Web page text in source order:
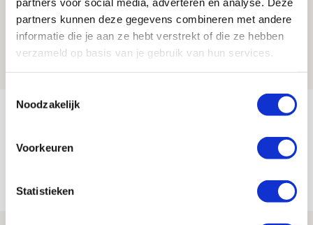
partners kunnen deze gegevens combineren met andere
informatie die je aan ze hebt verstrekt of die ze hebben
verzameld op basis van je gebruik van hun services.
Noodzakelijk
Voorkeuren
Statistieken
Brandt: ‘Ajax en Cruijff bleven door
mijn hoofd spoken’
07 AUGUSTUS 2026 - 20:02
Míchel geeft blessure-update en
aanwinsten
NIEUWS